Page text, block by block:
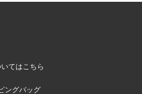
てはこちら
ングバッグ